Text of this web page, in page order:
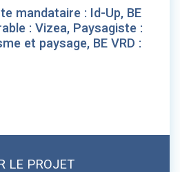
mandataire : Id-Up, BE
: Vizea, Paysagiste :
et paysage, BE VRD :
LE PROJET